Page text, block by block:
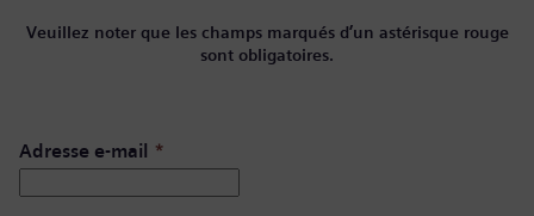
Veuillez noter que les champs marqués d’un astérisque rouge
sont obligatoires.
Adresse e-mail *